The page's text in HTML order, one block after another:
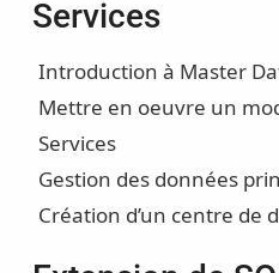
Services
Introduction à Master
Mettre en oeuvre un
Services
Gestion des données
Création d’un centre de